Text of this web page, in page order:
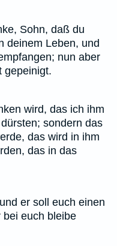
Sohn, daß du
deinem Leben, und
nun aber
gepeinigt.
wird, das ich ihm
sondern das
das wird in ihm
das in das
er soll euch einen
euch bleibe